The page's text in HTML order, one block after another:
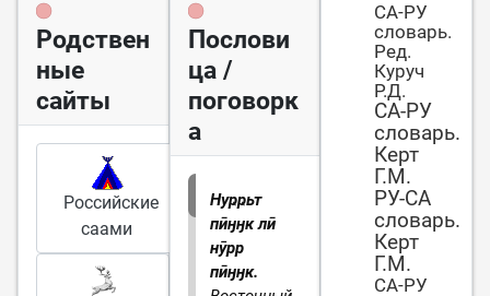
Родствен
ные
сайты
Российские
саами
Послови
ца /
поговорк
а
Нуҏҏьт
пӣӈӈк лӣ
нӯрр
пӣӈӈк.
СА-РУ
словарь.
Ред.
Куруч
Р.Д.
СА-РУ
словарь.
Керт
Г.М.
РУ-СА
словарь.
Керт
Г.М.
СА-РУ